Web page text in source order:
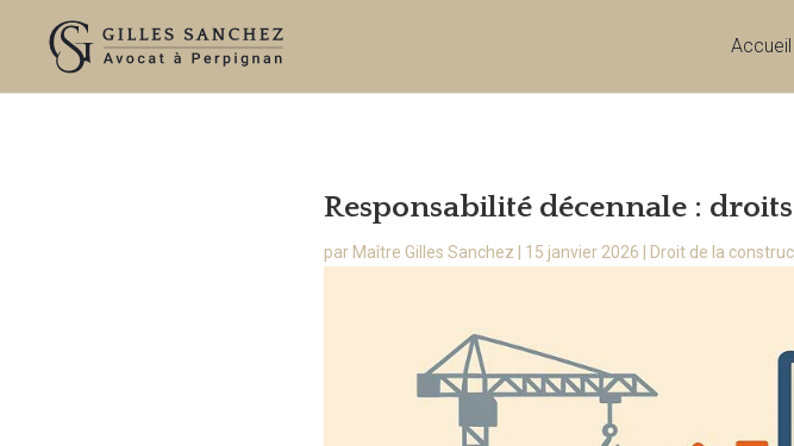
Accueil
Responsabilité décennale :
par Maître Gilles Sanchez 15 janvier 2026 Droit de la